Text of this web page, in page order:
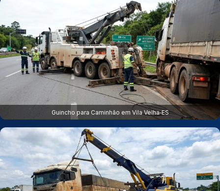
Guincho para Caminhão em Vila Velha‑ES